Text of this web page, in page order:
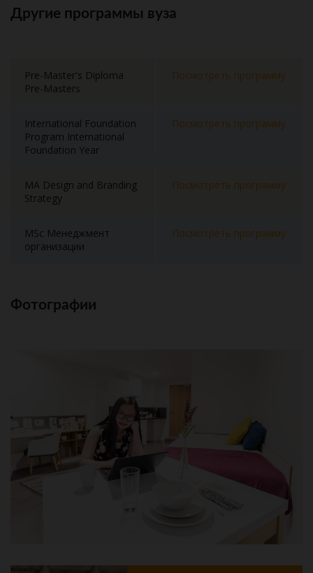
Другие программы вуза
Pre-Master's Diploma
Pre-Masters
Посмотреть программу
International Foundation
Program International
Foundation Year
Посмотреть программу
MA Design and Branding
Strategy
Посмотреть программу
MSc Менеджмент
организации
Посмотреть программу
Фотографии